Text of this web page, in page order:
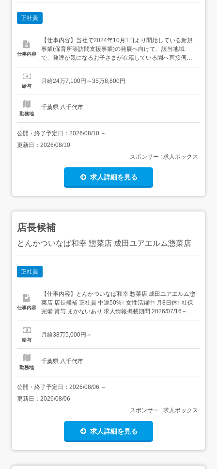
正社員
仕事内容
【仕事内容】当社で2024年10月1日より開始している新規
事業(保育所等訪問支援事業)の発展へ向けて、該当地域
で、発達が気になるお子さまが在籍している園へ直接伺い
該当児への療育を行っていただきます。育成担当を担って
ック業務を行い訪問支援員の独り立ちまでをサポートいた
給与
月給24万7,100円～35万8,600円
勤務地
千葉県 八千代市
公開・終了予定日： 2026/08/10 ～
更新日： 2026/08/10
スポンサー : 求人ボックス
求人詳細を見る
店長候補
とんかついなば和幸 惣菜店 成田ユアエルム惣菜店
正社員
仕事内容
【仕事内容】とんかついなば和幸 惣菜店 成田ユアエルム惣
菜店 店長候補 正社員 中途50%↑ 女性活躍中 月8日休↑ 社保
完備 賞与 まかないあり 求人情報掲載期間:2026/07/16～
2026/08/20 求人情報 店舗の特徴 待遇が充実し安定した和
代台店 1F 交 通 京成本線「八...
給与
月給38万5,000円～
勤務地
千葉県 八千代市
公開・終了予定日： 2026/08/06 ～
更新日： 2026/08/06
スポンサー : 求人ボックス
求人詳細を見る